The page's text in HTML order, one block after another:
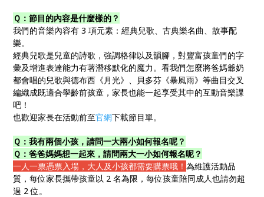
Ｑ：節目的內容是什麼樣的？
我們的音樂內容有 3 項元素：經典兒歌、古典樂名曲、故事配
樂。
經典兒歌是兒童的詩歌，強調格律以及韻腳，對豐富孩童們的字
彙及增進表達能力有著潛移默化的魔力。看我們怎麼將爸媽爺奶
都會唱的兒歌與德布西《月光》、貝多芬《暴風雨》等曲目交叉
編織成既適合學齡前孩童，家長也能一起享受其中的互動音樂課
吧！
也歡迎家長在活動前至官網下載節目單。
Ｑ：我有兩個小孩，請問一大兩小如何報名呢？
Ｑ：爸爸媽媽想一起來，請問兩大一小如何報名呢？
一人一票憑票入場，大人及小孩都需要購票哦！為維護活動品
質，每位家長攜帶孩童以 2 名為限，每位孩童陪同成人也請勿超
過 2 位。